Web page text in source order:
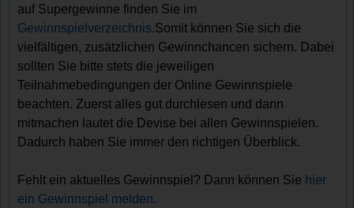
auf Supergewinne finden Sie im
Gewinnspielverzeichnis.Somit können Sie sich die
vielfältigen, zusätzlichen Gewinnchancen sichern. Dabei
sollten Sie bitte stets die jeweiligen
Teilnahmebedingungen der Online Gewinnspiele
beachten. Zuerst alles gut durchlesen und dann
mitmachen lautet die Devise bei allen Gewinnspielen.
Dadurch haben Sie immer den richtigen Überblick.
Fehlt ein aktuelles Gewinnspiel? Dann können Sie hier
ein Gewinnspiel melden.